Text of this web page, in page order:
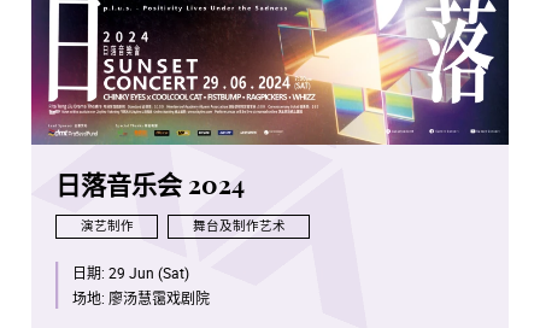
日落音乐会 2024
演艺制作 舞台及制作艺术
日期: 29 Jun (Sat)
场地: 廖汤慧霭戏剧院